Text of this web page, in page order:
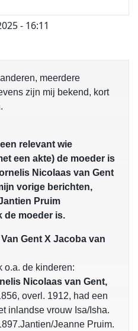
- 16:11
meerdere
zijn mij bekend, kort
relevant wie
een akte) de moeder is
Nicolaas van Gent
vorige berichten,
Pruim
de moeder is.
Gent X Jacoba van
o.a. de kinderen:
Nicolaas van Gent,
overl. 1912, had een
inlandse vrouw Isa/Isha.
Jeanne Pruim.